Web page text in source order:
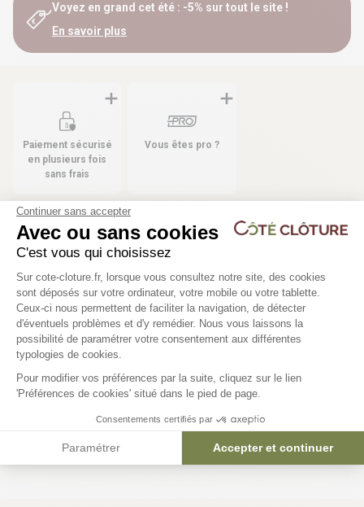
Voyez en grand cet été : -5% sur tout le site !
En savoir plus
Paiement sécurisé
en plusieurs fois
sans frais
Vous êtes pro ?
Les produits compatibles
37 déclinaisons
Poteau pour grillage rigide -
WICLIP
31,50 €
6 déclinaisons
Fixation pour poteau
WICLIP
1,25 €
Continuer sans accepter
Avec ou sans cookies
C'est vous qui choisissez
Plateforme de Gestion du
Sur cote-cloture.fr, lorsque vous consultez notre site, des cookies
sont déposés sur votre ordinateur, votre mobile ou votre tablette.
Ceux-ci nous permettent de faciliter la navigation, de détecter
d'éventuels problèmes et d'y remédier. Nous vous laissons la
possibilité de paramétrer votre consentement aux différentes
typologies de cookies.
Pour modifier vos préférences par la suite, cliquez sur le lien
'Préférences de cookies' situé dans le pied de page.
Consentements certifiés par
Paramétrer Accepter et continuer
Axeptio consent